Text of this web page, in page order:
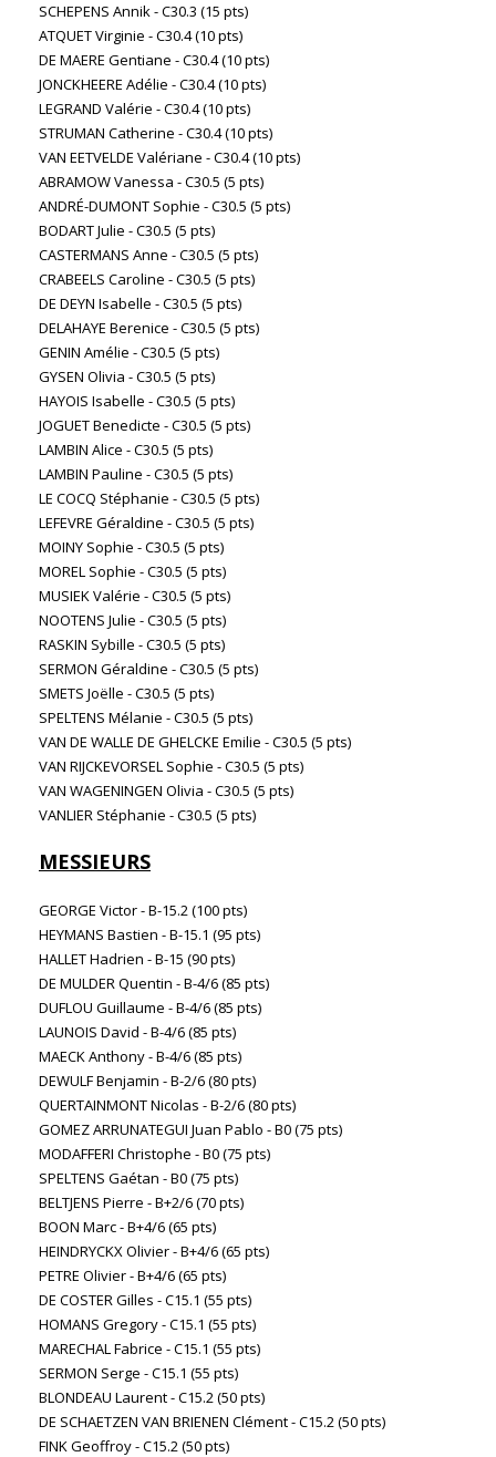
SCHEPENS Annik - C30.3 (15 pts)
ATQUET Virginie - C30.4 (10 pts)
DE MAERE Gentiane - C30.4 (10 pts)
JONCKHEERE Adélie - C30.4 (10 pts)
LEGRAND Valérie - C30.4 (10 pts)
STRUMAN Catherine - C30.4 (10 pts)
VAN EETVELDE Valériane - C30.4 (10 pts)
ABRAMOW Vanessa - C30.5 (5 pts)
ANDRÉ-DUMONT Sophie - C30.5 (5 pts)
BODART Julie - C30.5 (5 pts)
CASTERMANS Anne - C30.5 (5 pts)
CRABEELS Caroline - C30.5 (5 pts)
DE DEYN Isabelle - C30.5 (5 pts)
DELAHAYE Berenice - C30.5 (5 pts)
GENIN Amélie - C30.5 (5 pts)
GYSEN Olivia - C30.5 (5 pts)
HAYOIS Isabelle - C30.5 (5 pts)
JOGUET Benedicte - C30.5 (5 pts)
LAMBIN Alice - C30.5 (5 pts)
LAMBIN Pauline - C30.5 (5 pts)
LE COCQ Stéphanie - C30.5 (5 pts)
LEFEVRE Géraldine - C30.5 (5 pts)
MOINY Sophie - C30.5 (5 pts)
MOREL Sophie - C30.5 (5 pts)
MUSIEK Valérie - C30.5 (5 pts)
NOOTENS Julie - C30.5 (5 pts)
RASKIN Sybille - C30.5 (5 pts)
SERMON Géraldine - C30.5 (5 pts)
SMETS Joëlle - C30.5 (5 pts)
SPELTENS Mélanie - C30.5 (5 pts)
VAN DE WALLE DE GHELCKE Emilie - C30.5 (5 pts)
VAN RIJCKEVORSEL Sophie - C30.5 (5 pts)
VAN WAGENINGEN Olivia - C30.5 (5 pts)
VANLIER Stéphanie - C30.5 (5 pts)
MESSIEURS
GEORGE Victor - B-15.2 (100 pts)
HEYMANS Bastien - B-15.1 (95 pts)
HALLET Hadrien - B-15 (90 pts)
DE MULDER Quentin - B-4/6 (85 pts)
DUFLOU Guillaume - B-4/6 (85 pts)
LAUNOIS David - B-4/6 (85 pts)
MAECK Anthony - B-4/6 (85 pts)
DEWULF Benjamin - B-2/6 (80 pts)
QUERTAINMONT Nicolas - B-2/6 (80 pts)
GOMEZ ARRUNATEGUI Juan Pablo - B0 (75 pts)
MODAFFERI Christophe - B0 (75 pts)
SPELTENS Gaétan - B0 (75 pts)
BELTJENS Pierre - B+2/6 (70 pts)
BOON Marc - B+4/6 (65 pts)
HEINDRYCKX Olivier - B+4/6 (65 pts)
PETRE Olivier - B+4/6 (65 pts)
DE COSTER Gilles - C15.1 (55 pts)
HOMANS Gregory - C15.1 (55 pts)
MARECHAL Fabrice - C15.1 (55 pts)
SERMON Serge - C15.1 (55 pts)
BLONDEAU Laurent - C15.2 (50 pts)
DE SCHAETZEN VAN BRIENEN Clément - C15.2 (50 pts)
FINK Geoffroy - C15.2 (50 pts)